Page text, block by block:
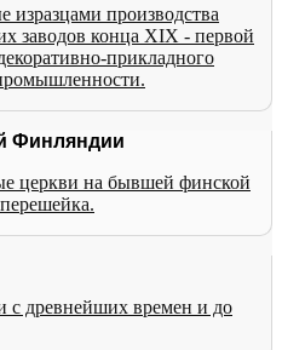
производства
заводов конца XIX - первой
прикладного
Финляндии
церкви на бывшей финской
с древнейших времен и до